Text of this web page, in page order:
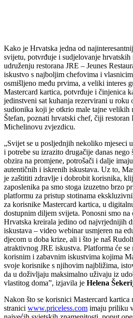
Kako je Hrvatska jedna od
svijetu, potvrđuje i sudjelovanje hrvatskih
udruženju restorana JRE – Jeunes
iskustvo s najboljim chefovima i
osmišljeno među prvima, a veliki interes
Mastercard kartica, potvrđuje i činjenica
jedinstveni sat kuhanja rezervirani u roku
sudionika koji je otkrio male tajne velikih
Štefan, poznati hrvatski chef, čiji restoran
Michelinovu zvjezdicu.
„Svijet se u posljednjih nekoliko mjeseci
i potrebe su izrazito drugačije danas nego
obzira na promjene, potrošači i dalje
autentičnih i iskrenih iskustava. Uz to,
je zaštititi zdravlje i dobrobit korisnika,
zaposlenika pa smo stoga izuzetno brzo
platformu za pristup stotinama
za korisnike Mastercard kartica, u
dostupnim diljem svijeta. Ponosni smo
Hrvatska kreirala jedino od najvrjednijih
iskustava – video webinar usmjeren na
djecom u doba krize, ali i što je naš
atraktivnog JRE iskustva. Platforma će
korisnim i zabavnim iskustvima kojima
svoje korisnike s njihovim najbližima,
da u doživljaju maksimalno uživaju iz
vlastitog doma”, izjavila je Helena
Nakon što se korisnici Mastercard kartica
stranici www.priceless.com imaju priliku